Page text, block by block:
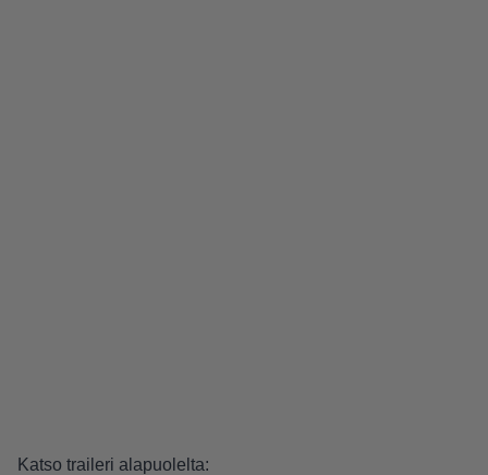
Katso traileri alapuolelta: